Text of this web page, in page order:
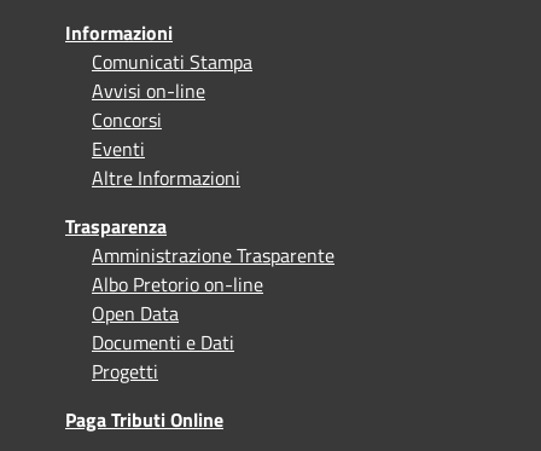
Informazioni
Comunicati Stampa
Avvisi on-line
Concorsi
Eventi
Altre Informazioni
Trasparenza
Amministrazione Trasparente
Albo Pretorio on-line
Open Data
Documenti e Dati
Progetti
Paga Tributi Online